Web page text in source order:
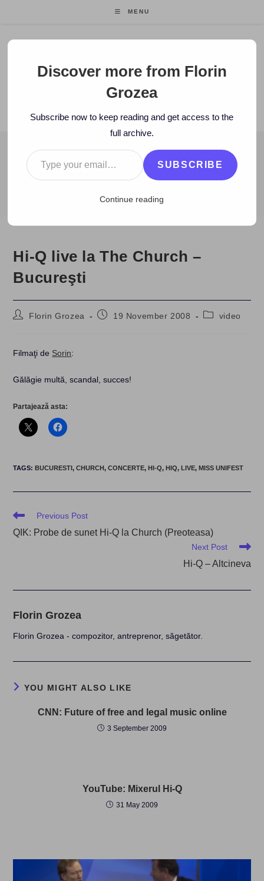
MENU
Florin Grozea
ENTREPRENEUR. FOUNDER/CEO MOCAPP.
BLOG
2008 > November > 19 > video > Hi-Q live la The Church –
Hi-Q live la The Church –
Bucureşti
PostFlorin Grozea
Post19 November 2008
Postvideo
Filmaţi de Sorin:
Gălăgie multă, scandal, succes!
Partajează asta:
TAGS:BUCURESTI, CHURCH, CONCERTE, HI-Q, HIQ, LIVE, MISS UNIFEST
Read
articles
Previous Post
QIK: Probe de sunet Hi-Q la Church (Preoteasa)
Next Post
Hi-Q – Altcineva
Florin Grozea
Florin Grozea - compozitor, antreprenor, săgetător.
YOU MIGHT ALSO LIKE
CNN: Future of free and legal music online
3 September 2009
YouTube: Mixerul Hi-Q
31 May 2009
Discover more from Florin
Grozea
Subscribe now to keep reading and get access to the
full archive.
Type your email…
SUBSCRIBE
Continue reading